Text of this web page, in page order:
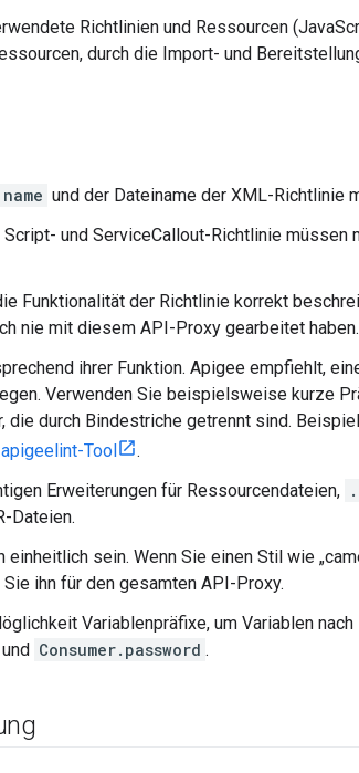
Richtlinien und Ressourcen
durch die Import- und
name und der Dateiname der XML-Richtlinie
Script- und ServiceCallout-Richtlinie müssen
Funktionalität der Richtlinie korrekt
nie mit diesem API-Proxy gearbeitet haben.
ihrer Funktion. Apigee empfiehlt,
Verwenden Sie beispielsweise kurze
die durch Bindestriche getrennt sind.
apigeelint-Tool
.
Erweiterungen für Ressourcendateien,
Dateien.
sein. Wenn Sie einen Stil wie
ihn für den gesamten API-Proxy.
Variablenpräfixe, um Variablen
und Consumer.password .